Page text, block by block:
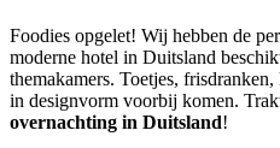
Foodies opgelet! Wij hebben de
moderne hotel in Duitsland
themakamers. Toetjes,
in designvorm voorbij komen.
overnachting in Duitsland!